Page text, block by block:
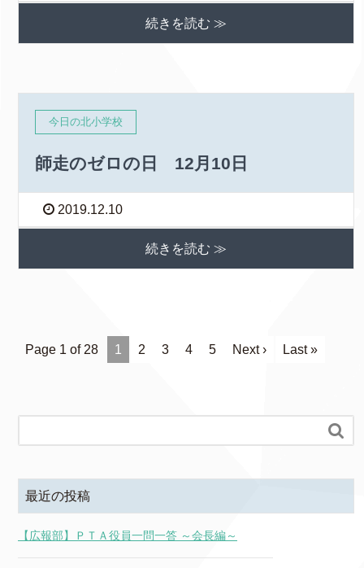
続きを読む ≫
今日の北小学校
師走のゼロの日 12月10日
2019.12.10
続きを読む ≫
Page 1 of 28 1 2 3 4 5 Next › Last »

最近の投稿
【広報部】ＰＴＡ役員一問一答 ～会長編～